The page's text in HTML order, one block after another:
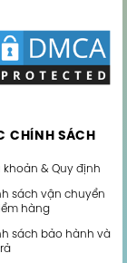
CHÍNH SÁCH
khoản & Quy định
sách vận chuyển
hàng
sách bảo hành và